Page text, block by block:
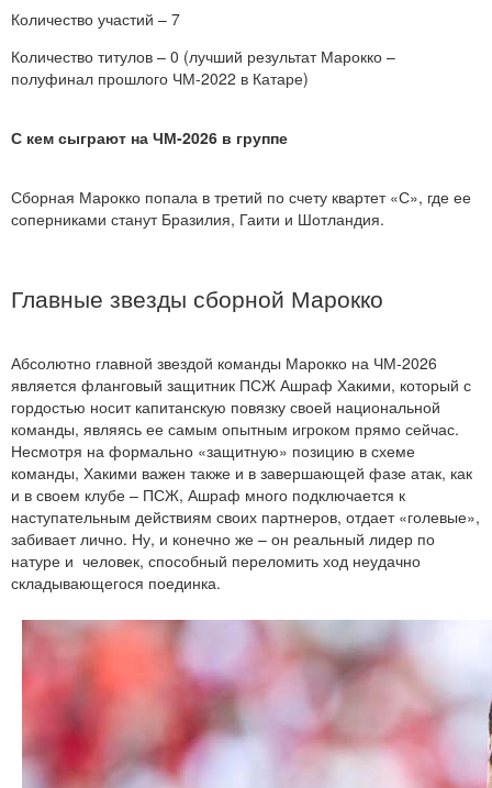
Количество участий – 7
Количество титулов – 0 (лучший результат Марокко –
полуфинал прошлого ЧМ-2022 в Катаре)
С кем сыграют на ЧМ-2026 в группе
Сборная Марокко попала в третий по счету квартет «С», где ее
соперниками станут Бразилия, Гаити и Шотландия.
Главные звезды сборной Марокко
Абсолютно главной звездой команды Марокко на ЧМ-2026
является фланговый защитник ПСЖ Ашраф Хакими, который с
гордостью носит капитанскую повязку своей национальной
команды, являясь ее самым опытным игроком прямо сейчас.
Несмотря на формально «защитную» позицию в схеме
команды, Хакими важен также и в завершающей фазе атак, как
и в своем клубе – ПСЖ, Ашраф много подключается к
наступательным действиям своих партнеров, отдает «голевые»,
забивает лично. Ну, и конечно же – он реальный лидер по
натуре и человек, способный переломить ход неудачно
складывающегося поединка.